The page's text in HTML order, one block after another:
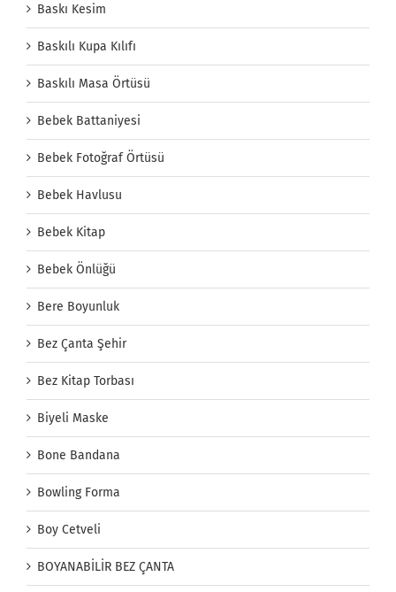
Baskı Kesim
Baskılı Kupa Kılıfı
Baskılı Masa Örtüsü
Bebek Battaniyesi
Bebek Fotoğraf Örtüsü
Bebek Havlusu
Bebek Kitap
Bebek Önlüğü
Bere Boyunluk
Bez Çanta Şehir
Bez Kitap Torbası
Biyeli Maske
Bone Bandana
Bowling Forma
Boy Cetveli
BOYANABİLİR BEZ ÇANTA